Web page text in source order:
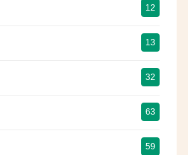
12
13
32
63
59